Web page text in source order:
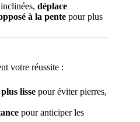
déplace
à la pente pour plus
votre réussite :
lisse pour éviter pierres,
pour anticiper les